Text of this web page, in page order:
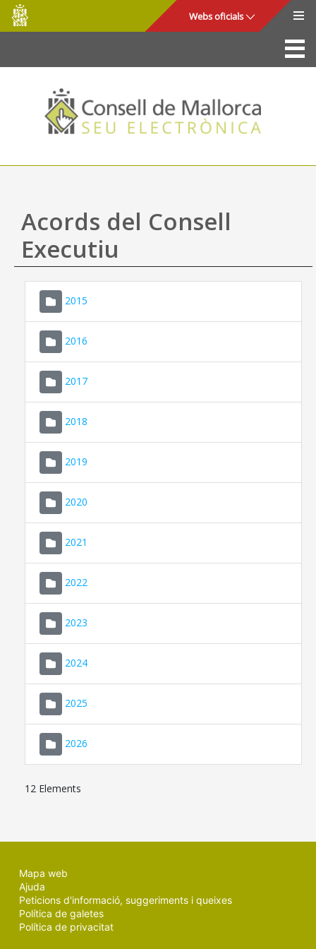
Salta al contingut principal
Consell
de
Mallorca
Webs oficials
La Seu
Consell de Mallorca
Accés i seguretat
Utilitats
Ajuda
Acords del Consell
Executiu
2015
2016
2017
2018
2019
2020
2021
2022
2023
2024
2025
2026
12 Elements
Mapa web
Ajuda
Peticions d'informació, suggeriments i queixes
Política de galetes
Política de privacitat